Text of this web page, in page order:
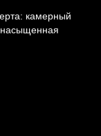
камерный
насыщенная